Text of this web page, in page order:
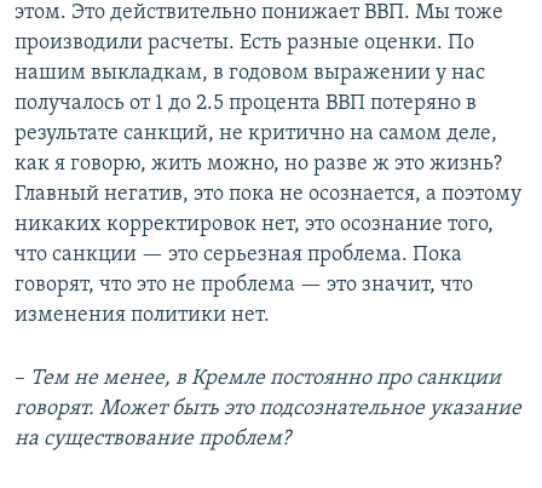
этом. Это действительно понижает ВВП. Мы тоже
производили расчеты. Есть разные оценки. По
нашим выкладкам, в годовом выражении у нас
получалось от 1 до 2.5 процента ВВП потеряно в
результате санкций, не критично на самом деле,
как я говорю, жить можно, но разве ж это жизнь?
Главный негатив, это пока не осознается, а поэтому
никаких корректировок нет, это осознание того,
что санкции — это серьезная проблема. Пока
говорят, что это не проблема — это значит, что
изменения политики нет.
– Тем не менее, в Кремле постоянно про санкции
говорят. Может быть это подсознательное указание
на существование проблем?